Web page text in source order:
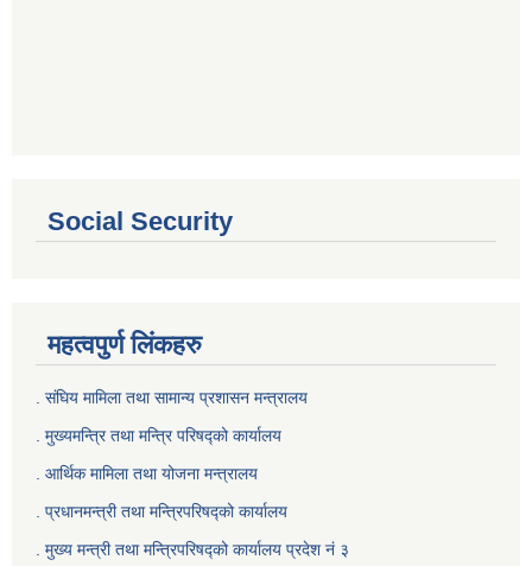
Social Security
महत्वपुर्ण लिंकहरु
. संघिय मामिला तथा सामान्य प्रशासन मन्त्रालय
. मुख्यमन्त्रि तथा मन्त्रि परिषद्को कार्यालय
. आर्थिक मामिला तथा योजना मन्त्रालय
. प्रधानमन्त्री तथा मन्त्रिपरिषद्को कार्यालय
मुख्य मन्त्री तथा मन्त्रिपरिषद्को कार्यालय प्रदेश नं ३